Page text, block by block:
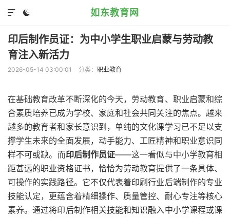
如东教育网


印后制作员证：为中小学生职业启蒙与劳动教
育注入新活力
2026-05-14 03:00:01 分类： 职业教育
在基础教育改革不断深化的今天，劳动教育、职业启蒙和综
合素质培养已成为学校、家庭和社会共同关注的焦点。越来
越多的教育者和家长意识到，单纯的文化课学习已不足以支
撑学生未来的全面发展，动手能力、工匠精神和职业意识同
样不可或缺。而印后制作员证——这一看似与中小学教育相
距甚远的职业资格证书，恰恰为劳动教育提供了一条具体、
可操作的实践路径。它不仅代表着印刷行业后端制作的专业
技能认定，更蕴含着精细操作、质量管控、耐心专注等核心
素养。通过将印后制作相关技能和知识融入中小学课程或课